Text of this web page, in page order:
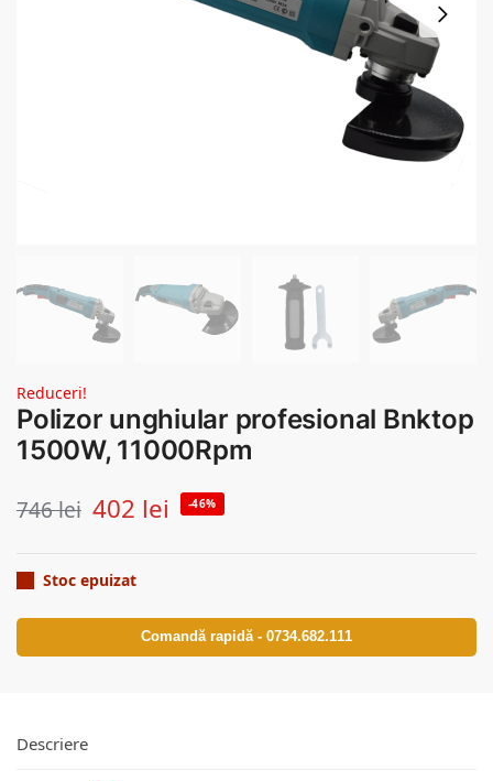
Reduceri!
Polizor unghiular profesional Bnktop
1500W, 11000Rpm
746lei 402 lei -46%
Stoc epuizat
Comandă rapidă - 0734.682.111
Descriere